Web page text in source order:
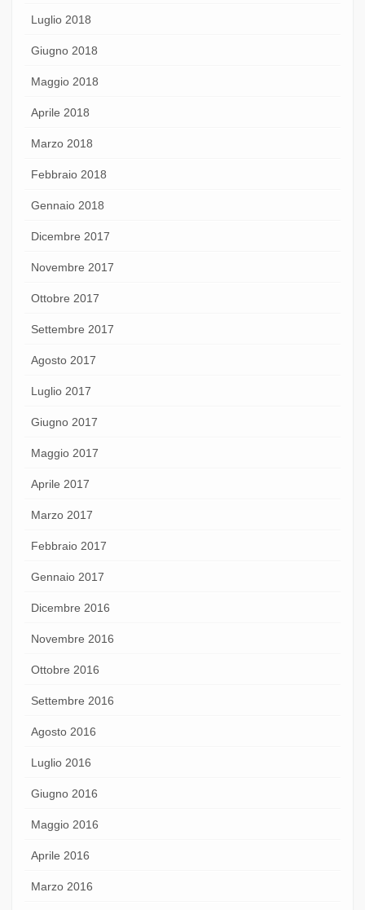
Luglio 2018
Giugno 2018
Maggio 2018
Aprile 2018
Marzo 2018
Febbraio 2018
Gennaio 2018
Dicembre 2017
Novembre 2017
Ottobre 2017
Settembre 2017
Agosto 2017
Luglio 2017
Giugno 2017
Maggio 2017
Aprile 2017
Marzo 2017
Febbraio 2017
Gennaio 2017
Dicembre 2016
Novembre 2016
Ottobre 2016
Settembre 2016
Agosto 2016
Luglio 2016
Giugno 2016
Maggio 2016
Aprile 2016
Marzo 2016